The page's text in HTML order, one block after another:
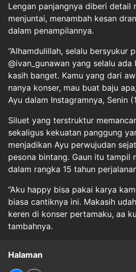
Lengan panjangnya diberi detail
menjuntai, menambah kesan
dalam penampilannya.
“Alhamdulillah, selalu bersyukur
@ivan_gunawan yang selalu ada
kasih banget. Kamu yang dari
nanya konser, mau buat baju
Ayu dalam Instagramnya, Senin
Siluet yang terstruktur
sekaligus kekuatan panggung
menjadikan Ayu perwujudan
pesona bintang. Gaun itu tampil
dalam rangka 15 tahun
“Aku happy bisa pakai karya
biasa cantiknya ini. Makasih
keren di konser pertamaku, aa
tambahnya.
Halaman